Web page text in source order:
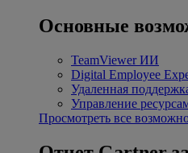
Основные
TeamViewer ИИ
Digital Employee
Удаленная
Управление
Просмотреть все